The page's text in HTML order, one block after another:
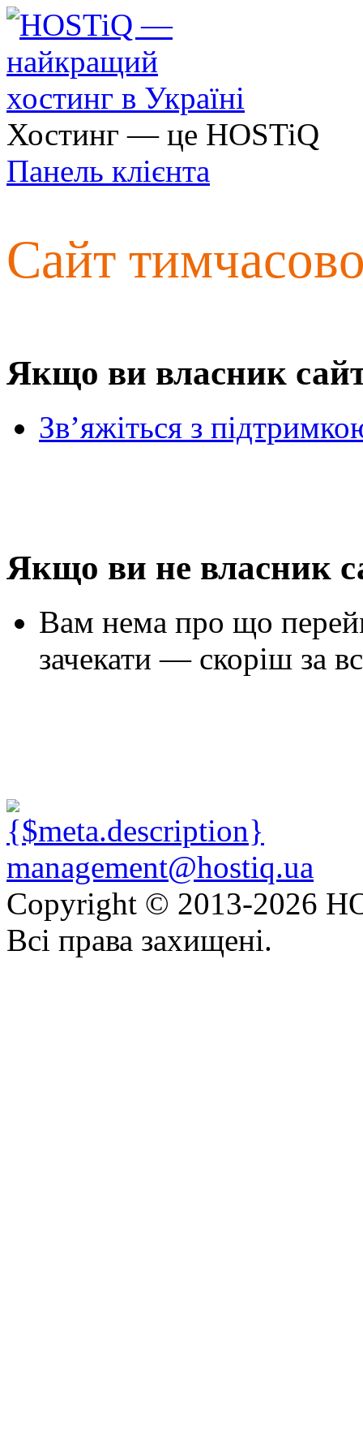
Хостинг — це HOSTiQ
Панель клієнта
Сайт
Якщо ви власник
Зв’яжіться з
Якщо ви не власник
Вам нема про що
зачекати — скоріш за
management@hostiq.ua
Copyright © 2013-2026
Всі права захищені.